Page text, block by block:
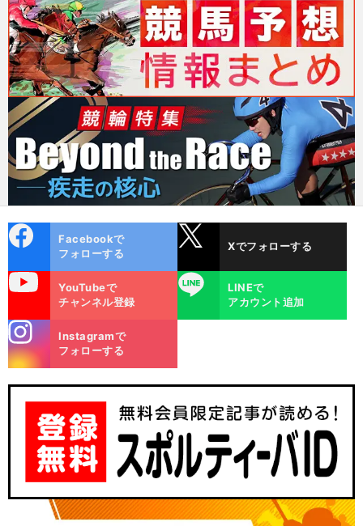
ok
Facebookで
フォローする
Xでフォローする
YouTubeで
チャンネル登録
LINE
LINEで
アカウント追加
m
Instagramで
フォローする